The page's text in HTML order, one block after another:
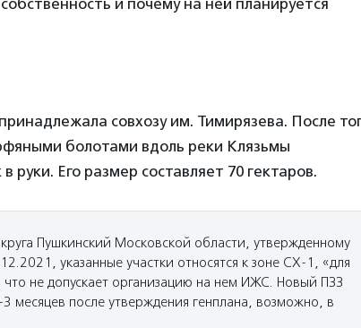
совхозу им. Тимирязева. После
болотами вдоль реки Клязьмы
руки. Его размер составляет 70 гектаров.
Пушкинский Московской области, утвержденному
указанные участки относятся к зоне СХ-1, «для
что не допускает организацию на нем ИЖС. Новый ПЗЗ
месяцев после утверждения генплана, возможно, в